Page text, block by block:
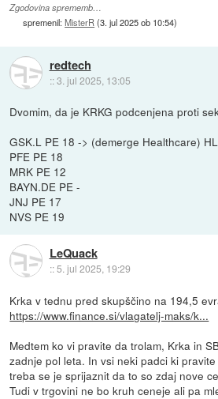
Zgodovina sprememb…
spremenil:MisterR (3. jul 2025 ob 10:54)
redtech
::3. jul 2025, 13:05
Dvomim, da je KRKG podcenjena proti
GSK.L PE 18 -> (demerge Healthcare)
PFE PE 18
MRK PE 12
BAYN.DE PE -
JNJ PE 17
NVS PE 19
LeQuack
::5. jul 2025, 19:29
Krka v tednu pred skupščino na 194,5
https://www.finance.si/vlagatelj-maks/k...
Medtem ko vi pravite da trolam, Krka in
zadnje pol leta. In vsi neki padci ki
treba se je sprijaznit da to so zdaj nove
Tudi v trgovini ne bo kruh ceneje ali pa